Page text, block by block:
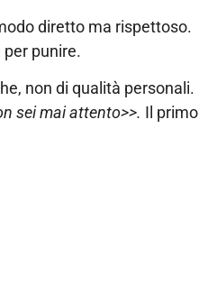
diretto ma rispettoso.
punire.
non di qualità personali.
sei mai attento>>. Il primo